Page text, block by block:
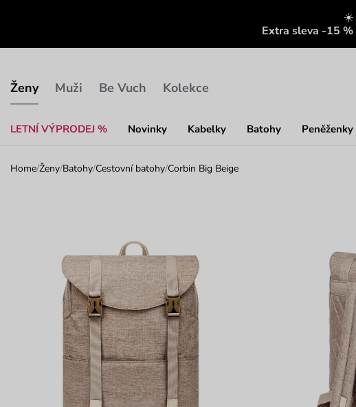
☀️
Extra sleva -15 %
Ženy
LETNÍ VÝPRODEJ % Novinky Kabelky Batohy Peněženky
Muži Be Vuch Kolekce
Home/Ženy/Batohy/Cestovní batohy/Corbin Big Beige